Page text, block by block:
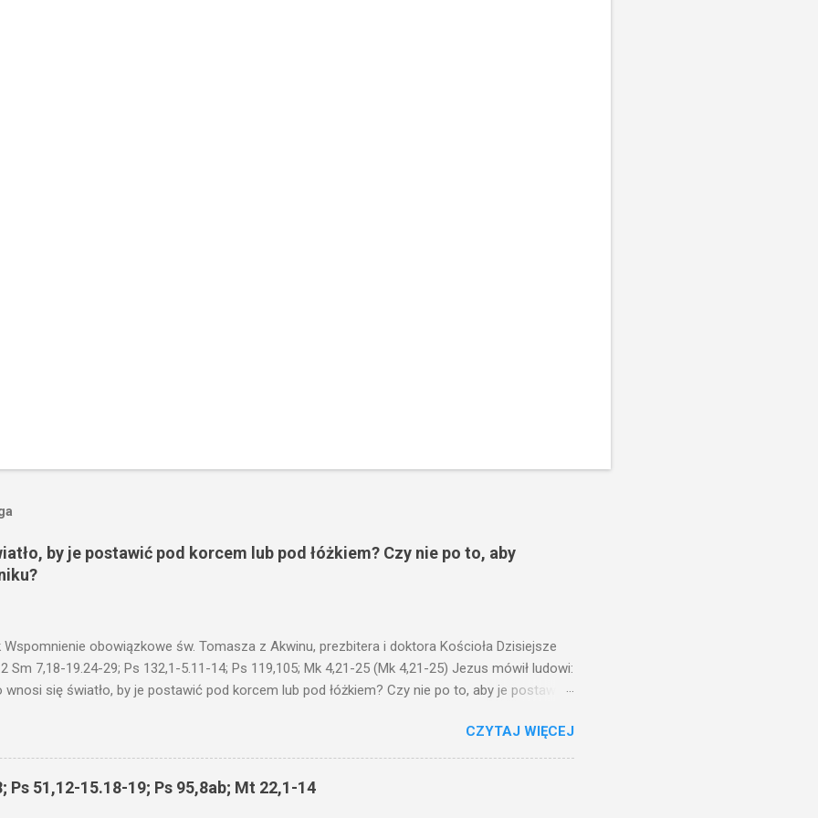
by je postawić pod korcem lub pod łóżkiem? Czy nie po to, aby
Wspomnienie obowiązkowe św. Tomasza z Akwinu, prezbitera i doktora Kościoła Dzisiejsze
Sm 7,18-19.24-29; Ps 132,1-5.11-14; Ps 119,105; Mk 4,21-25 (Mk 4,21-25) Jezus mówił ludowi:
wnosi się światło, by je postawić pod korcem lub pod łóżkiem? Czy nie po to, aby je postawić
I mówił im: Uważajcie na to, czego słuchacie. Taką samą miarą, jaką wy mierzycie,
i jeszcze wam dołożą. Bo kto ma, temu będzie dane; a kto nie ma, pozbawią go i tego, co
fragmencie z Ewangelii Jezus kontynuuje przypowieści.... Czy po to wnosi się światło,
pod korcem lub pod łóżkiem? Czy nie po to, aby je postawić na świeczniku? Nie ma
CZYTAJ WIĘCEJ
Ps 51,12-15.18-19; Ps 95,8ab; Mt 22,1-14